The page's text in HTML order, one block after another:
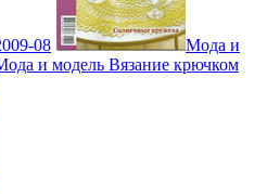
08
Мода и
и модель Вязание крючком